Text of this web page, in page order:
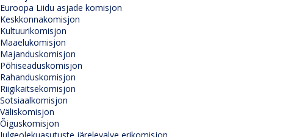
Euroopa Liidu asjade komisjon
Keskkonnakomisjon
Kultuurikomisjon
Maaelukomisjon
Majanduskomisjon
Põhiseaduskomisjon
Rahanduskomisjon
Riigikaitsekomisjon
Sotsiaalkomisjon
Väliskomisjon
Õiguskomisjon